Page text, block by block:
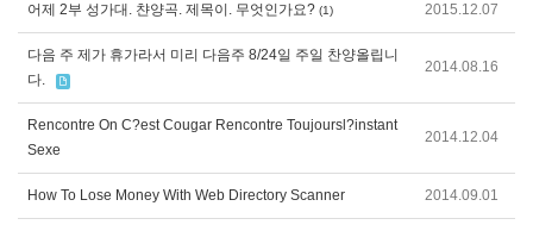
어제 2부 성가대. 챤양곡. 제목이. 무엇인가요? (1) 2015.12.07
다음 주 제가 휴가라서 미리 다음주 8/24일 주일 찬양올립니
다.
2014.08.16
Rencontre On C?est Cougar Rencontre Toujoursl?instant
Sexe
2014.12.04
How To Lose Money With Web Directory Scanner 2014.09.01